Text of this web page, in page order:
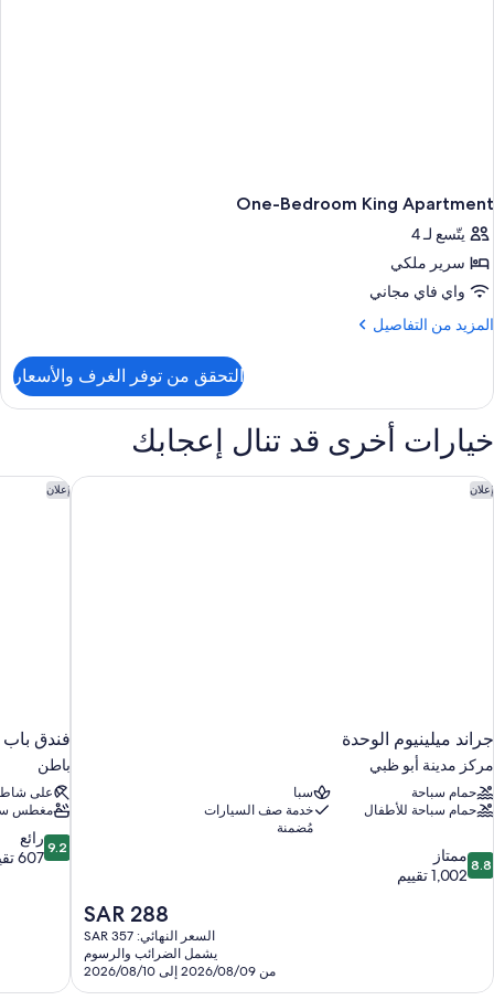
One-Bedroom King Apartment
يتّسع لـ 4
سرير ملكي
واي فاي مجاني
المزيد من التفاصيل
المزيد
One-
Bedroom
King
Apartment
التحقق من توفر الغرف والأسعار
خيارات أخرى قد تنال إعجابك
إعلان
جراند ميلينيوم الوحدة
مركز مدينة أبو ظبي
حمام سباحة
سبا
حمام سباحة للأطفال
خدمة صف السيارات
مُضمنة
8.8
من
8.8 ممتاز
1,002 تقييم
السعر
الحالي
هو
SAR
288
SAR 288
السعر النهائي: SAR 357
يشمل الضرائب والرسوم
من 2026/08/09 إلى 2026/08/10
جراند ميلينيوم الوحدة إعلان
فندق
باطن
على
مغطس
9.2
من
9.2 رائع
607 تقييمات
فندق